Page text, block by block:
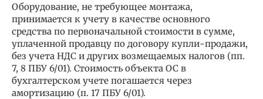
Оборудование, не требующее монтажа,
принимается к учету в качестве основного
средства по первоначальной стоимости в сумме,
уплаченной продавцу по договору купли-продажи,
без учета НДС и других возмещаемых налогов (пп.
7, 8 ПБУ 6/01). Стоимость объекта ОС в
бухгалтерском учете погашается через
амортизацию (п. 17 ПБУ 6/01).